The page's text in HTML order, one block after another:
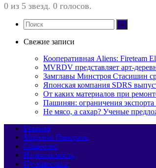
0 из 5 звезд. 0 голосов.
Свежие записи
Кооперативная Aliens: Fireteam
MVRDV представляет арт-
Замглавы Минстроя Стасишин
Японская компания SDRS
От каких материалов при
Пашинян: ограничения
Не мясо, а сахар? Ученые
Главная
Мировая Панорама
Общество
Недвижимость
Путешествия